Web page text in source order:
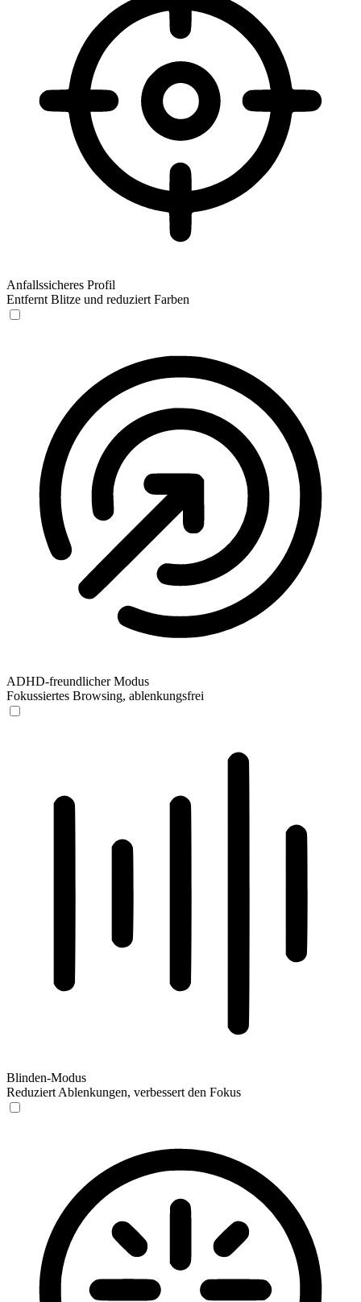
Anfallssicheres Profil
Entfernt Blitze und reduziert Farben
ADHD-freundlicher Modus
Fokussiertes Browsing, ablenkungsfrei
Blinden-Modus
Reduziert Ablenkungen, verbessert den Fokus